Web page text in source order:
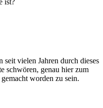
ist?
seit vielen Jahren durch dieses
schwören, genau hier zum
worden zu sein.